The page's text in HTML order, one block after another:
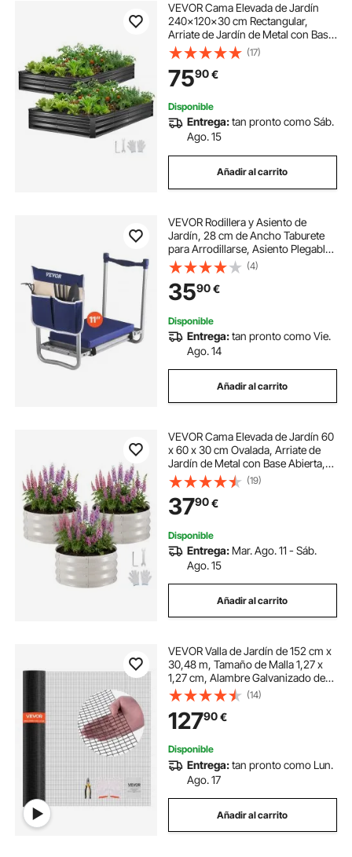
VEVOR Cama Elevada de Jardín
240x120x30 cm Rectangular,
Arriate de Jardín de Metal con Base
Abierta, para Cultivo de Flores
Plantas con Accesorios para
Terraza Patio Balcón, 2 Piezas, Gris
Oscuro
(17)
7590€
Disponible
Entrega:tan pronto como Sáb.
Ago. 15
Añadir al carrito
VEVOR Rodillera y Asiento de
Jardín, 28 cm de Ancho Taburete
para Arrodillarse, Asiento Plegable
con 1 Bolsa de Herramientas, Alivia
el Dolor de Rodillas y Espalda
Banco de Jardín Antideslizante
(4)
3590€
Disponible
Entrega:tan pronto como Vie.
Ago. 14
Añadir al carrito
VEVOR Cama Elevada de Jardín 60
x 60 x 30 cm Ovalada, Arriate de
Jardín de Metal con Base Abierta,
para Cultivo de Flores Plantas
Verduras con Accesorios para Patio
Balcón Terraza, 3 Piezas, Beige
(19)
3790€
Disponible
Entrega: Mar. Ago. 11 - Sáb.
Ago. 15
Añadir al carrito
VEVOR Valla de Jardín de 152 cm x
30,48 m, Tamaño de Malla 1,27 x
1,27 cm, Alambre Galvanizado de
1,06 mm, Recubierta de PVC
Duradero, para Plantas de Jardín
para Conejos y Aves de Corral,
Negro
(14)
12790€
Disponible
Entrega:tan pronto como Lun.
Ago. 17
Añadir al carrito